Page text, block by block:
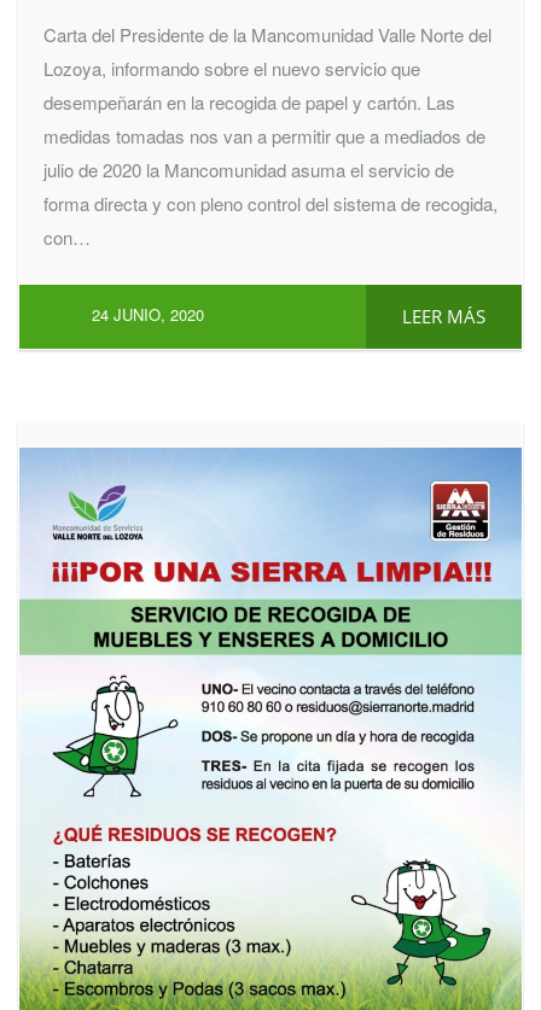
Carta del Presidente de la Mancomunidad Valle Norte del
Lozoya, informando sobre el nuevo servicio que
desempeñarán en la recogida de papel y cartón. Las
medidas tomadas nos van a permitir que a mediados de
julio de 2020 la Mancomunidad asuma el servicio de
forma directa y con pleno control del sistema de recogida,
con…
LEER MÁS
24 JUNIO, 2020